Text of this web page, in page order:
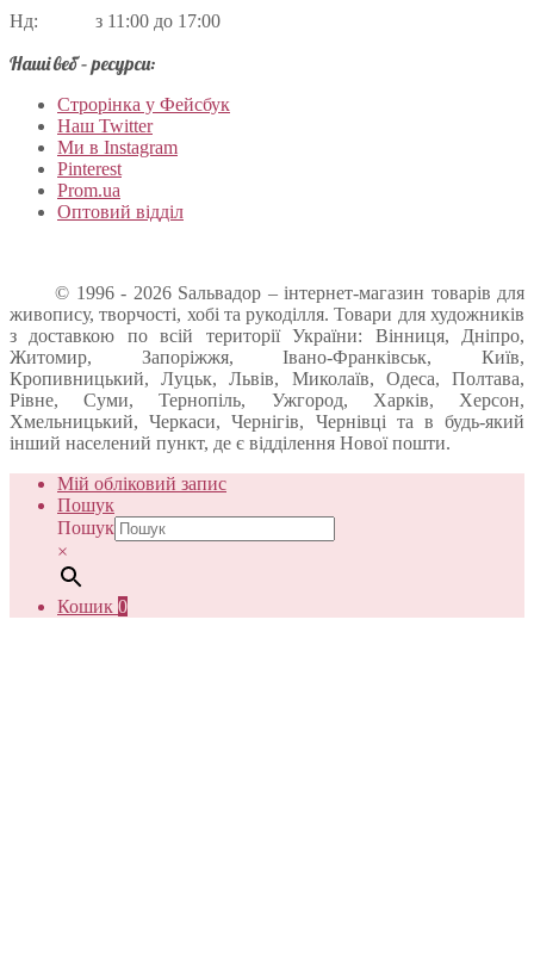
Нд: з 11:00 до 17:00
Наші веб – ресурси:
Строрінка у Фейсбук
Наш Twitter
Ми в Instagram
Pinterest
Prom.ua
Оптовий відділ
© 1996 - 2026 Sальвадор – інтернет-магазин товарів для
живопису, творчості, хобі та рукоділля. Товари для художників
з доставкою по всій території України: Вінниця, Дніпро,
Житомир, Запоріжжя, Івано-Франківськ, Київ,
Кропивницький, Луцьк, Львів, Миколаїв, Одеса, Полтава,
Рівне, Суми, Тернопіль, Ужгород, Харків, Херсон,
Хмельницький, Черкаси, Чернігів, Чернівці та в будь-який
інший населений пункт, де є відділення Нової пошти.
Мій обліковий запис
Пошук
Пошук
×
Кошик 0